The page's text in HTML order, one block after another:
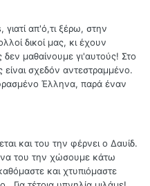
απ'ό,τι ξέρω, στην
δικοί μας, κι έχουν
δεν μαθαίνουμε γι'αυτούς! Στο
σχεδόν αντεστραμμένο.
Έλληνα, παρά έναν
και του την φέρνει ο Δαυίδ.
να του την χώσουμε κάτω
και χτυπιόμαστε